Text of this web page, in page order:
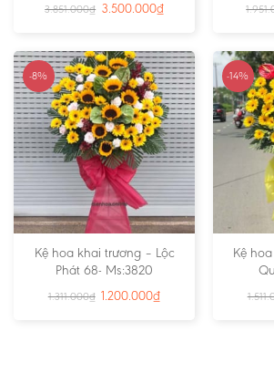
3.851.000₫ 3.500.000₫
-8%
Kệ hoa khai trương – Lộc
Phát 68- Ms:3820
1.311.000₫ 1.200.000₫
-14%
Kệ